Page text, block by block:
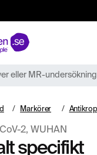
eller MR-
Markörer
2, WUHAN
specifikt